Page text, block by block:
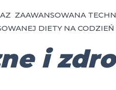
ZAAWANSOWANA
DIETY NA CODZIEŃ
i